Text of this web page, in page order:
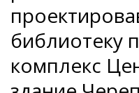
библиотеку
комплекс